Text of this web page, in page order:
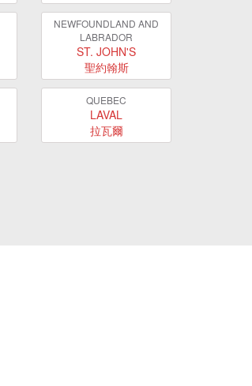
NEWFOUNDLAND AND
LABRADOR
ST. JOHN'S
聖約翰斯
QUEBEC
LAVAL
拉瓦爾